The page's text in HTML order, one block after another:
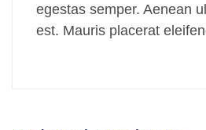
egestas semper. Aenean
est. Mauris placerat